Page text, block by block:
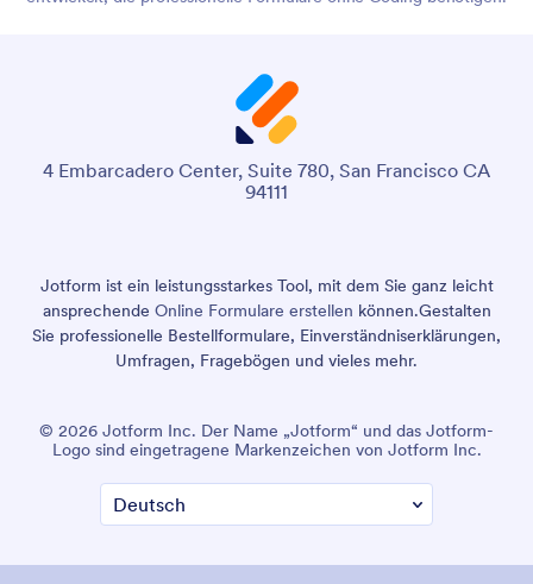
4 Embarcadero Center, Suite 780, San Francisco CA
94111
Jotform ist ein leistungsstarkes Tool, mit dem Sie ganz leicht
ansprechende Online Formulare erstellen können.Gestalten
Sie professionelle Bestellformulare, Einverständniserklärungen,
Umfragen, Fragebögen und vieles mehr.
© 2026 Jotform Inc. Der Name „Jotform“ und das Jotform-
Logo sind eingetragene Markenzeichen von Jotform Inc.